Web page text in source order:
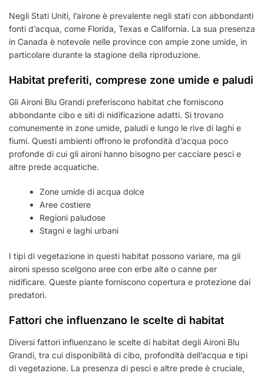
Negli Stati Uniti, l’airone è prevalente negli stati con abbondanti
fonti d’acqua, come Florida, Texas e California. La sua presenza
in Canada è notevole nelle province con ampie zone umide, in
particolare durante la stagione della riproduzione.
Habitat preferiti, comprese zone umide e paludi
Gli Aironi Blu Grandi preferiscono habitat che forniscono
abbondante cibo e siti di nidificazione adatti. Si trovano
comunemente in zone umide, paludi e lungo le rive di laghi e
fiumi. Questi ambienti offrono le profondità d’acqua poco
profonde di cui gli aironi hanno bisogno per cacciare pesci e
altre prede acquatiche.
Zone umide di acqua dolce
Aree costiere
Regioni paludose
Stagni e laghi urbani
I tipi di vegetazione in questi habitat possono variare, ma gli
aironi spesso scelgono aree con erbe alte o canne per
nidificare. Queste piante forniscono copertura e protezione dai
predatori.
Fattori che influenzano le scelte di habitat
Diversi fattori influenzano le scelte di habitat degli Aironi Blu
Grandi, tra cui disponibilità di cibo, profondità dell’acqua e tipi
di vegetazione. La presenza di pesci e altre prede è cruciale,